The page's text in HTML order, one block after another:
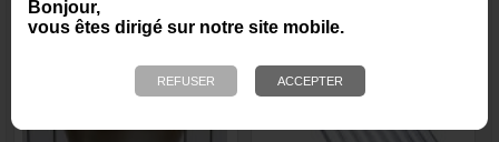
Bonjour,
vous êtes dirigé sur notre site mobile.